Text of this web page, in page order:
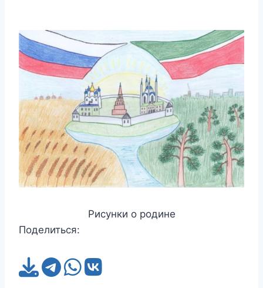
Рисунки о родине
Поделиться: